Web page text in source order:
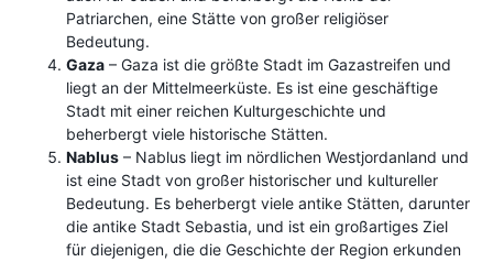
Patriarchen, eine Stätte von großer religiöser
Bedeutung.
Gaza – Gaza ist die größte Stadt im Gazastreifen und
liegt an der Mittelmeerküste. Es ist eine geschäftige
Stadt mit einer reichen Kulturgeschichte und
beherbergt viele historische Stätten.
Nablus – Nablus liegt im nördlichen Westjordanland und
ist eine Stadt von großer historischer und kultureller
Bedeutung. Es beherbergt viele antike Stätten, darunter
die antike Stadt Sebastia, und ist ein großartiges Ziel
für diejenigen, die die Geschichte der Region erkunden